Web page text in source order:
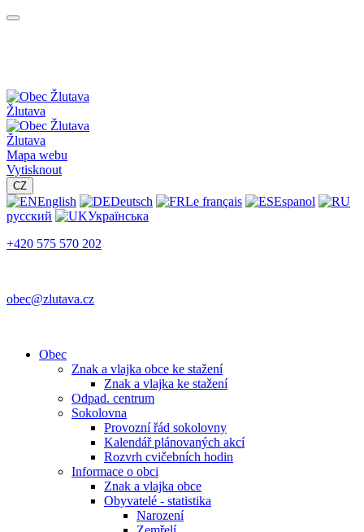
Žlutava
Žlutava
Mapa webu
Vytisknout
CZ
English Deutsch Le français
Espanol
русский
Українська
+420 575 570 202
obec@zlutava.cz
Obec
Znak a vlajka obce ke stažení
Znak a vlajka ke stažení
Odpad. centrum
Sokolovna
Provozní řád sokolovny
Kalendář plánovaných akcí
Rozvrh cvičebních hodin
Informace o obci
Znak a vlajka obce
Obyvatelé - statistika
Narození